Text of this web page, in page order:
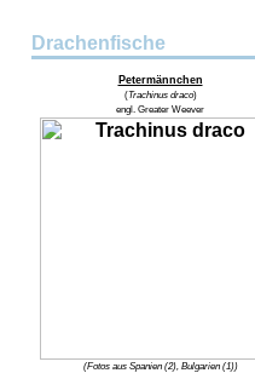
Drachenfische
Petermännchen
(Trachinus draco)
engl. Greater Weever
(Fotos aus Spanien (2), Bulgarien (1))